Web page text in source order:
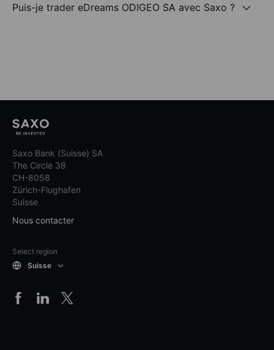
Puis-je trader eDreams ODIGEO SA avec Saxo ?
Saxo Bank (Suisse) SA
The Circle 38
CH-8058
Zürich-Flughafen
Suisse
Nous contacter
Select region
Suisse